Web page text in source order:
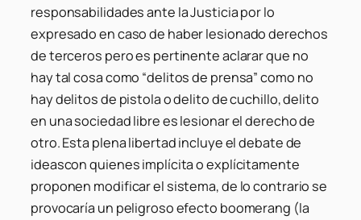
responsabilidades ante la Justicia por lo
expresado en caso de haber lesionado derechos
de terceros pero es pertinente aclarar que no
hay tal cosa como “delitos de prensa” como no
hay delitos de pistola o delito de cuchillo, delito
en una sociedad libre es lesionar el derecho de
otro. Esta plena libertad incluye el debate de
ideascon quienes implícita o explícitamente
proponen modificar el sistema, de lo contrario se
provocaría un peligroso efecto boomerang (la